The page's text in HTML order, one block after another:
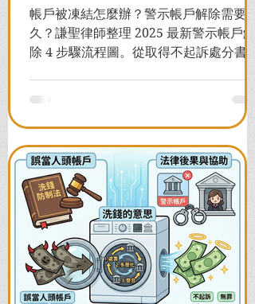
帳戶被凍結怎麼辦？警示帳戶解除需要多
久？謙聖律師整理 2025 最新警示帳戶解
除 4 步驟流程圖。從取得不起訴處分書到